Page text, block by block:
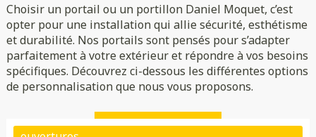
Choisir un portail ou un portillon Daniel Moquet, c’est
opter pour une installation qui allie sécurité, esthétisme
et durabilité. Nos portails sont pensés pour s’adapter
parfaitement à votre extérieur et répondre à vos besoins
spécifiques. Découvrez ci-dessous les différentes options
de personnalisation que nous vous proposons.